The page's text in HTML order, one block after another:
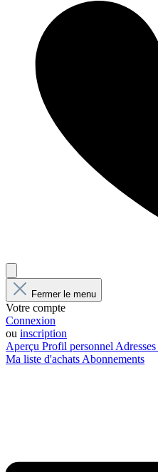
Fermer le menu
Votre compte
Connexion
ou inscription
Aperçu Profil personnel Adresses
Ma liste d'achats Abonnements